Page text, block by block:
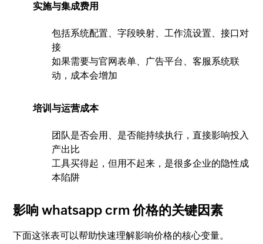
实施与集成费用
包括系统配置、字段映射、工作流设置、接口对
接
如果需要与官网表单、广告平台、客服系统联
动，成本会增加
培训与运营成本
团队是否会用、是否能持续执行，直接影响投入
产出比
工具买得起，但用不起来，是很多企业的隐性成
本陷阱
影响 whatsapp crm 价格的关键因素
下面这张表可以帮助快速理解影响价格的核心变量。